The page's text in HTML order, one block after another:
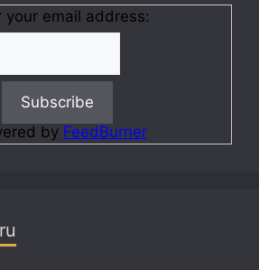
your email address:
by FeedBurner